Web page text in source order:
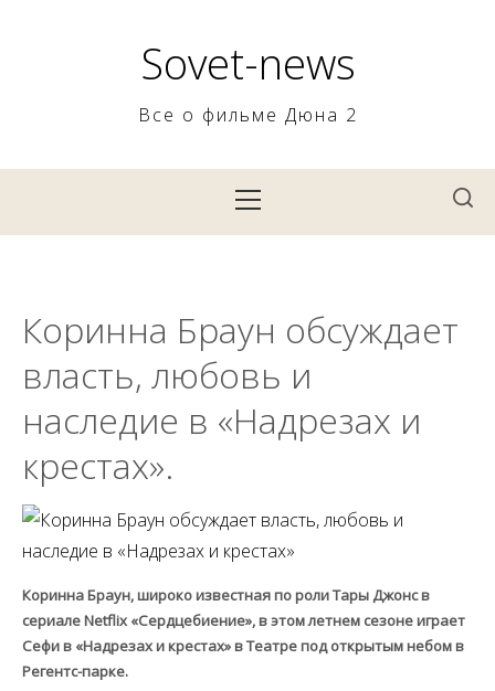
Sovet-news
Все о фильме Дюна 2
Menu
Коринна Браун обсуждает
власть, любовь и
наследие в «Надрезах и
крестах».
Коринна Браун, широко известная по роли Тары Джонс в
сериале Netflix «Сердцебиение», в этом летнем сезоне играет
Сефи в «Надрезах и крестах» в Театре под открытым небом в
Регентс-парке.